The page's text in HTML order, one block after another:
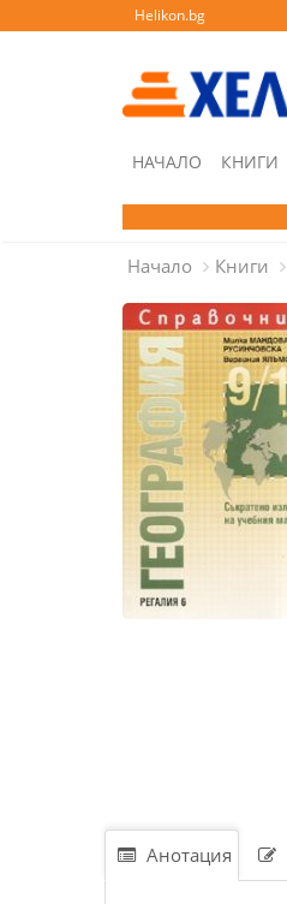
Helikon.bg
НАЧАЛО КНИГИ
Начало Книги
Анотация